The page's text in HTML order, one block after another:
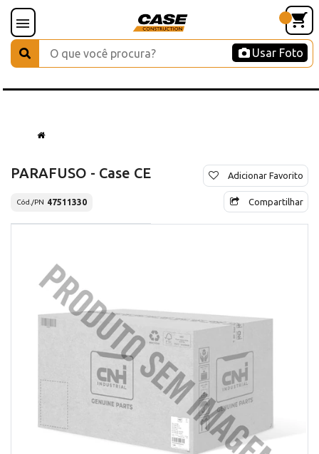
Usar Foto
PARAFUSO - Case CE
Cód./PN 47511330
Adicionar Favorito
Compartilhar